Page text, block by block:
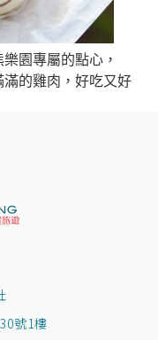
園專屬的點心，
的雞肉，好吃又好
號1樓